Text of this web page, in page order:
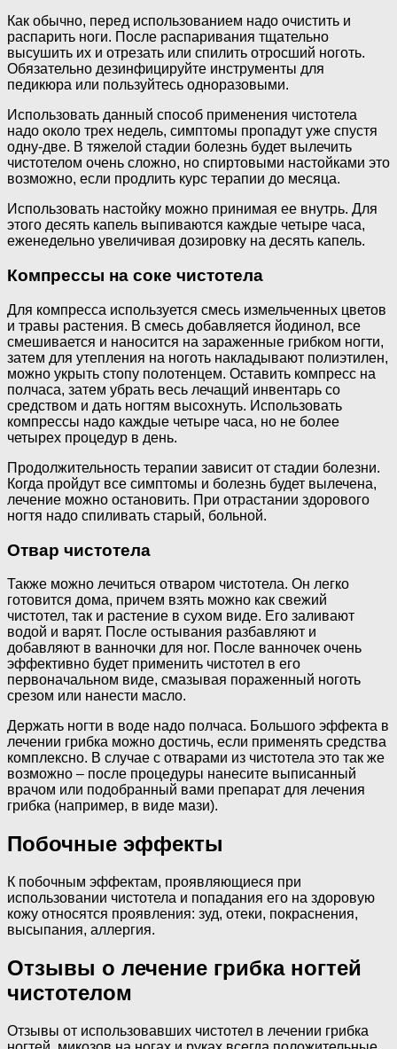
Как обычно, перед использованием надо очистить и
распарить ноги. После распаривания тщательно
высушить их и отрезать или спилить отросший ноготь.
Обязательно дезинфицируйте инструменты для
педикюра или пользуйтесь одноразовыми.
Использовать данный способ применения чистотела
надо около трех недель, симптомы пропадут уже спустя
одну-две. В тяжелой стадии болезнь будет вылечить
чистотелом очень сложно, но спиртовыми настойками это
возможно, если продлить курс терапии до месяца.
Использовать настойку можно принимая ее внутрь. Для
этого десять капель выпиваются каждые четыре часа,
еженедельно увеличивая дозировку на десять капель.
Компрессы на соке чистотела
Для компресса используется смесь измельченных цветов
и травы растения. В смесь добавляется йодинол, все
смешивается и наносится на зараженные грибком ногти,
затем для утепления на ноготь накладывают полиэтилен,
можно укрыть стопу полотенцем. Оставить компресс на
полчаса, затем убрать весь лечащий инвентарь со
средством и дать ногтям высохнуть. Использовать
компрессы надо каждые четыре часа, но не более
четырех процедур в день.
Продолжительность терапии зависит от стадии болезни.
Когда пройдут все симптомы и болезнь будет вылечена,
лечение можно остановить. При отрастании здорового
ногтя надо спиливать старый, больной.
Отвар чистотела
Также можно лечиться отваром чистотела. Он легко
готовится дома, причем взять можно как свежий
чистотел, так и растение в сухом виде. Его заливают
водой и варят. После остывания разбавляют и
добавляют в ванночки для ног. После ванночек очень
эффективно будет применить чистотел в его
первоначальном виде, смазывая пораженный ноготь
срезом или нанести масло.
Держать ногти в воде надо полчаса. Большого эффекта в
лечении грибка можно достичь, если применять средства
комплексно. В случае с отварами из чистотела это так же
возможно – после процедуры нанесите выписанный
врачом или подобранный вами препарат для лечения
грибка (например, в виде мази).
Побочные эффекты
К побочным эффектам, проявляющиеся при
использовании чистотела и попадания его на здоровую
кожу относятся проявления: зуд, отеки, покраснения,
высыпания, аллергия.
Отзывы о лечение грибка ногтей
чистотелом
Отзывы от использовавших чистотел в лечении грибка